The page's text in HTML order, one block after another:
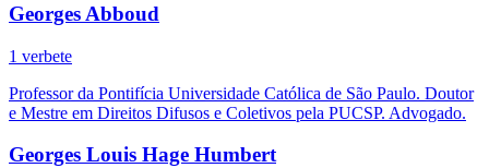
Georges Abboud
1 verbete
Professor da Pontifícia Universidade Católica de São Paulo. Doutor
e Mestre em Direitos Difusos e Coletivos pela PUCSP. Advogado.
Georges Louis Hage Humbert